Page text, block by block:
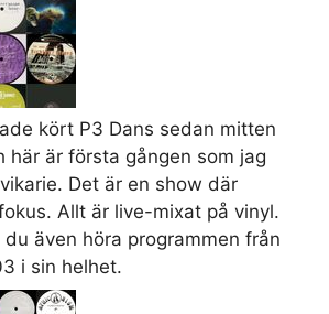
kört P3 Dans sedan mitten
här är första gången som jag
Det är en show där
Allt är live-mixat på vinyl.
även höra programmen från
i sin helhet.